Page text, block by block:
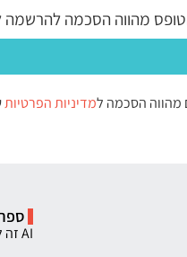
מהווה הסכמה להרשמה
מהווה הסכמה למדיניות הפרטיות
AI זה לא כמו אקמול – אבל מה כן? איך נכון להתייחס להטמעת AI בארגון